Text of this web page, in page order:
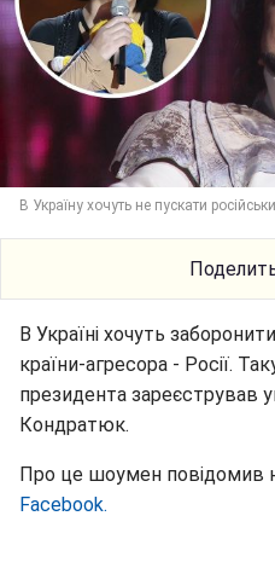
В Україну хочуть не пускати
В Україні хочуть
країни-агресора - Росії.
президента зареєстрував
Кондратюк.
Про це шоумен повідомив
Facebook.